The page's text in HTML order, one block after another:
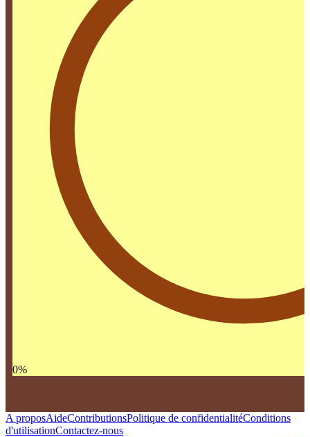
0%
A proposAideContributionsPolitique de confidentialitéConditions
d'utilisationContactez-nous